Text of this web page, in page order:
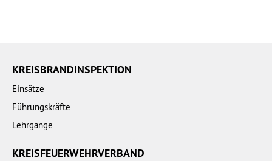
KREISBRANDINSPEKTION
Einsätze
Führungskräfte
Lehrgänge
KREISFEUERWEHRVERBAND